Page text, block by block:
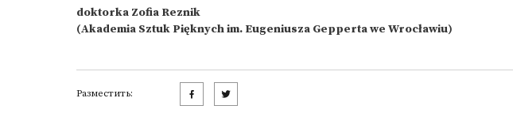
doktorka Zofia Reznik
(Akademia Sztuk Pięknych im. Eugeniusza Gepperta we Wrocławiu)
Разместить: